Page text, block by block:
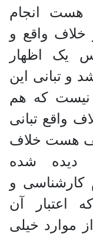
هست انجام
خلاف واقع و
یک اظهار
و تبانی این
نیست که هم
واقع تبانی
هست خلاف
دیده شده
10- انجام کارشناسی و
اعتبار آن
موارد خیلی